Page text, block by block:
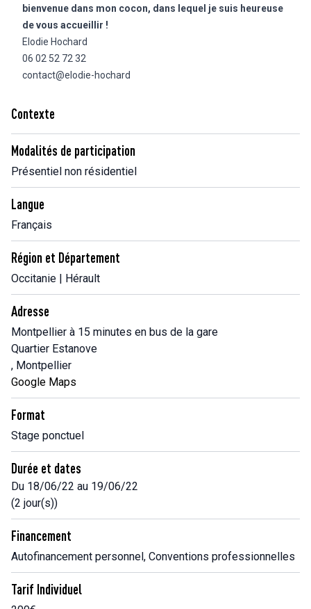
Contexte
Modalités de participation
Présentiel non résidentiel
Langue
Français
Région et Département
Occitanie | Hérault
Adresse
Montpellier à 15 minutes en bus de la gare
Quartier Estanove
, Montpellier
Google Maps
Format
Stage ponctuel
Durée et dates
Du 18/06/22 au 19/06/22
(2 jour(s))
Financement
Autofinancement personnel, Conventions professionnelles
Tarif Individuel
bienvenue dans mon cocon, dans lequel je suis heureuse
de vous accueillir !
Elodie Hochard
06 02 52 72 32
contact@elodie-hochard